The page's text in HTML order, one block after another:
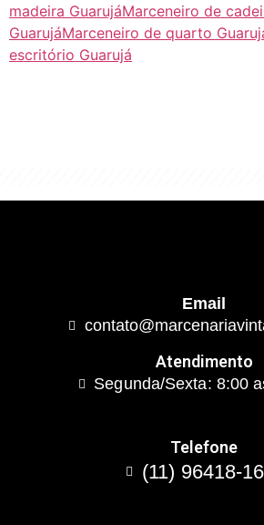
madeira GuarujáMarceneiro de
GuarujáMarceneiro de quarto
escritório Guarujá
Email
Atendimento
Segunda/Sexta: 8:00
Telefone
(11) 96418-